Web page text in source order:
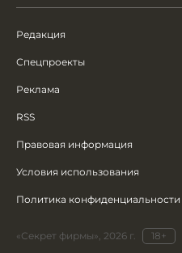
Редакция
Спецпроекты
Реклама
RSS
Правовая информация
Условия использования
Политика конфиденциальности
«Секрет фирмы», 2026 г.
18+